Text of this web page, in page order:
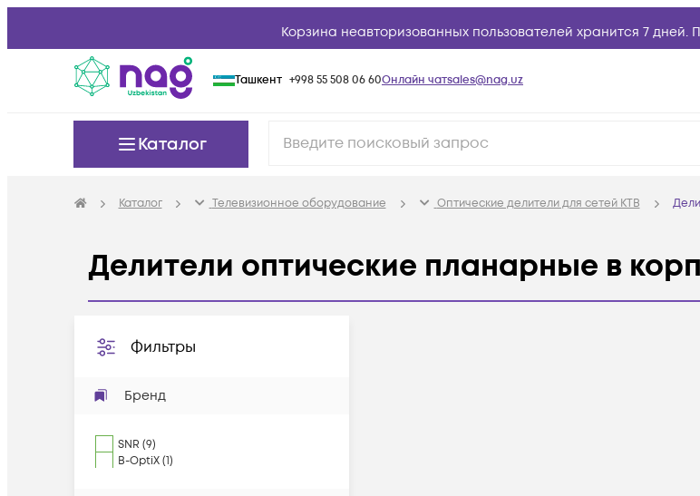
Корзина неавторизованных пользователей хранится 7 дней.
Ташкент +998 55 508 06 60Онлайн чатsales@nag.uz
Каталог
Каталог Телевизионное оборудование Оптические делители для сетей КТВ
Делители оптические планарные в
Фильтры
Бренд
SNR (9)
B-OptiX(1)